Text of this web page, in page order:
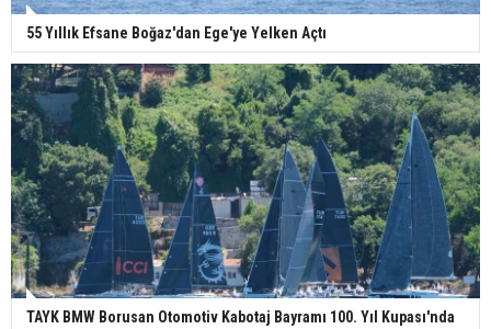
55 Yıllık Efsane Boğaz'dan Ege'ye Yelken Açtı
TAYK BMW Borusan Otomotiv Kabotaj Bayramı 100. Yıl Kupası'nda